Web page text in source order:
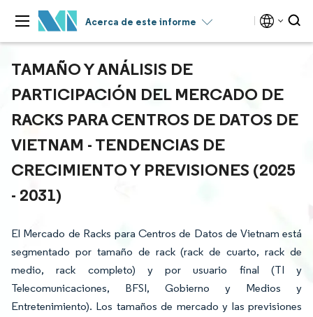
Acerca de este informe
TAMAÑO Y ANÁLISIS DE
PARTICIPACIÓN DEL MERCADO DE
RACKS PARA CENTROS DE DATOS DE
VIETNAM - TENDENCIAS DE
CRECIMIENTO Y PREVISIONES (2025
- 2031)
El Mercado de Racks para Centros de Datos de Vietnam está
segmentado por tamaño de rack (rack de cuarto, rack de
medio, rack completo) y por usuario final (TI y
Telecomunicaciones, BFSI, Gobierno y Medios y
Entretenimiento). Los tamaños de mercado y las previsiones